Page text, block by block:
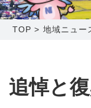
センター情報
採用情報
0238-24-
営業時間 9:00
TOP > 地域ニュー
追悼と